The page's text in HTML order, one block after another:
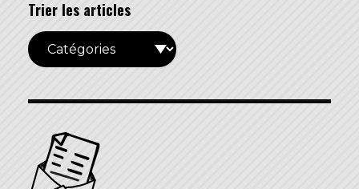
Trier les articles